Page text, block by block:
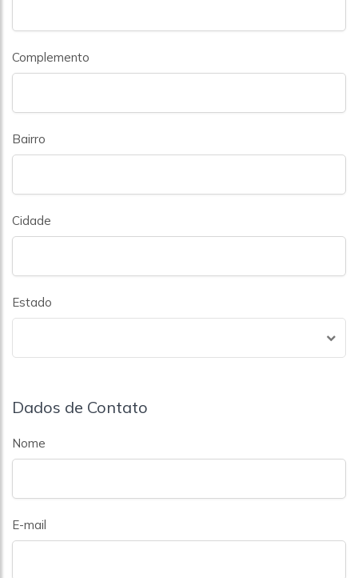
Complemento
Bairro
Cidade
Estado
Dados de Contato
Nome
E-mail